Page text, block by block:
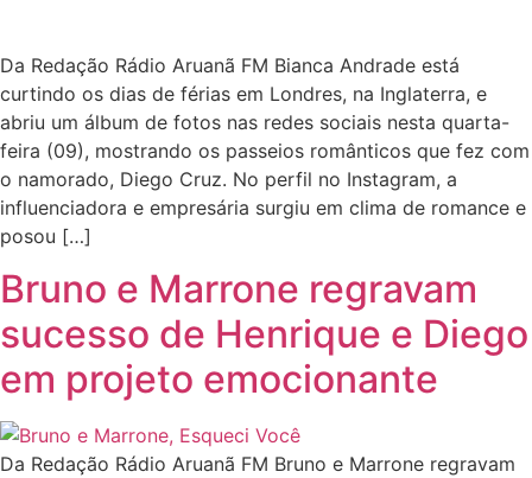
Da Redação Rádio Aruanã FM Bianca Andrade está
curtindo os dias de férias em Londres, na Inglaterra, e
abriu um álbum de fotos nas redes sociais nesta quarta-
feira (09), mostrando os passeios românticos que fez com
o namorado, Diego Cruz. No perfil no Instagram, a
influenciadora e empresária surgiu em clima de romance e
posou […]
Bruno e Marrone regravam
sucesso de Henrique e Diego
em projeto emocionante
Da Redação Rádio Aruanã FM Bruno e Marrone regravam